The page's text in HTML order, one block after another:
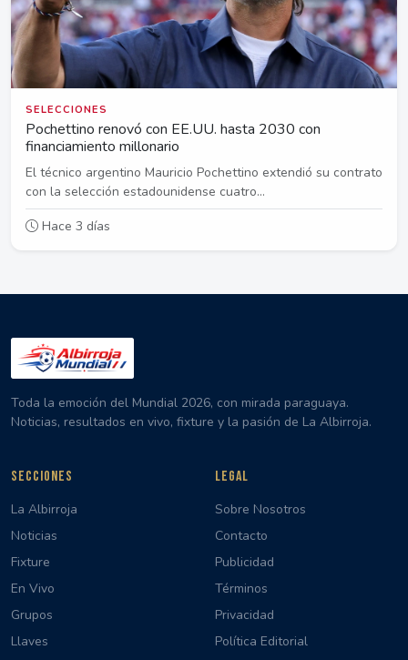
SELECCIONES
Pochettino renovó con EE.UU. hasta 2030 con
financiamiento millonario
El técnico argentino Mauricio Pochettino extendió su contrato
con la selección estadounidense cuatro...
Hace 3 días
Toda la emoción del Mundial 2026, con mirada paraguaya.
Noticias, resultados en vivo, fixture y la pasión de La Albirroja.
SECCIONES
La Albirroja
Noticias
Fixture
En Vivo
Grupos
Llaves
LEGAL
Sobre Nosotros
Contacto
Publicidad
Términos
Privacidad
Política Editorial